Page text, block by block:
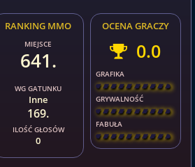
RANKING MMO
MIEJSCE
641.
WG GATUNKU
Inne
169.
ILOŚĆ GŁOSÓW
0
OCENA GRACZY
0.0
GRAFIKA
[ \ \ \ \ \ \ \ \ ]
GRYWALNOŚĆ
[ \ \ \ \ \ \ \ \ ]
FABUŁA
[ \ \ \ \ \ \ \ \ ]